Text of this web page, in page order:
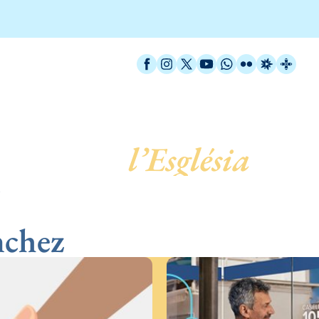
Facebook
Instagram
X / Twitter
YouTube
WhatsApp
FlickrRadio
l’Església